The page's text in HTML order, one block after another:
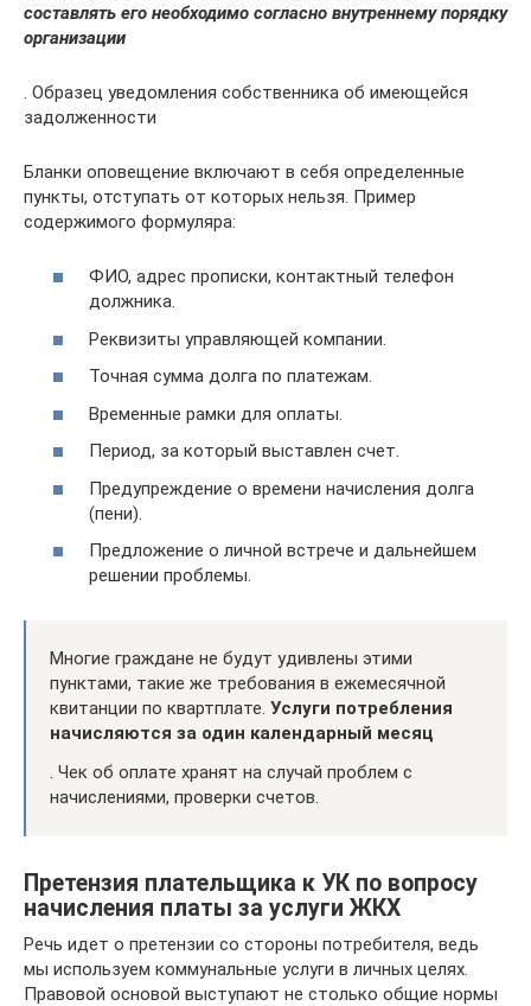
составлять его необходимо согласно внутреннему порядку
организации
. Образец уведомления собственника об имеющейся
задолженности
Бланки оповещение включают в себя определенные
пункты, отступать от которых нельзя. Пример
содержимого формуляра:
ФИО, адрес прописки, контактный телефон
должника.
Реквизиты управляющей компании.
Точная сумма долга по платежам.
Временные рамки для оплаты.
Период, за который выставлен счет.
Предупреждение о времени начисления долга
(пени).
Предложение о личной встрече и дальнейшем
решении проблемы.
Многие граждане не будут удивлены этими
пунктами, такие же требования в ежемесячной
квитанции по квартплате. Услуги потребления
начисляются за один календарный месяц
. Чек об оплате хранят на случай проблем с
начислениями, проверки счетов.
Претензия плательщика к УК по вопросу
начисления платы за услуги ЖКХ
Речь идет о претензии со стороны потребителя, ведь
мы используем коммунальные услуги в личных целях.
Правовой основой выступают не столько общие нормы